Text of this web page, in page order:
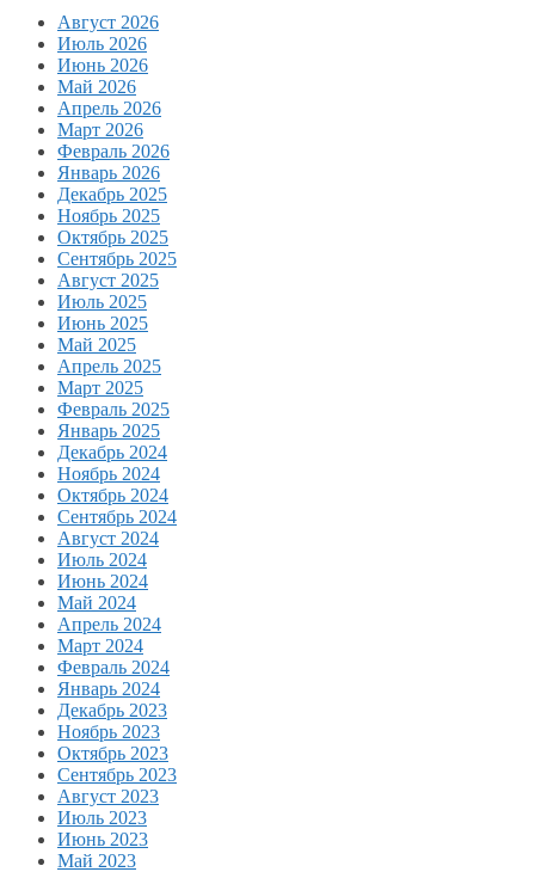
Август 2026
Июль 2026
Июнь 2026
Май 2026
Апрель 2026
Март 2026
Февраль 2026
Январь 2026
Декабрь 2025
Ноябрь 2025
Октябрь 2025
Сентябрь 2025
Август 2025
Июль 2025
Июнь 2025
Май 2025
Апрель 2025
Март 2025
Февраль 2025
Январь 2025
Декабрь 2024
Ноябрь 2024
Октябрь 2024
Сентябрь 2024
Август 2024
Июль 2024
Июнь 2024
Май 2024
Апрель 2024
Март 2024
Февраль 2024
Январь 2024
Декабрь 2023
Ноябрь 2023
Октябрь 2023
Сентябрь 2023
Август 2023
Июль 2023
Июнь 2023
Май 2023